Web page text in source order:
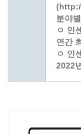
분야
ㅇ 인
연간
ㅇ 인
2022